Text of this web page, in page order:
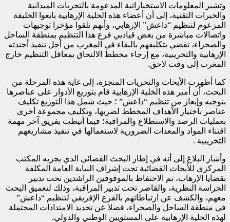
وتشير المعلومات الاستخباراتية المدعومة بالتحريات الميدانية
والخبرات التقنية، إلى أن أعضاء هذه الخلية الإرهابية بايعوا الخليفة
المزعوم لتنظيم “داعش” الإرهابي، وأنهم تلقوا مؤخرا توجيهات
واتصالات مباشرة من بعض قياديي فرع هذا التنظيم بمنطقة الساحل
والصحراء، تقضي بتكليفهم بالبقاء في المغرب من أجل تنفيذ أجندته
الإرهابية والتخريبية، مع إرجاء مخطط الالتحاق بمعاقل التنظيم خارج
المغرب إلى وقت لاحق.
كما أظهرت الأبحاث والتحريات المنجزة، إلى غاية هذه المرحلة من
البحث، أن أمير هذه الخلية الإرهابية قام بتوزيع الأدوار على عناصرها
بتوجيه وإيعاز من تنظيم “داعش” ؛ حيث شمل هذا التوزيع تكليف
عناصر باختيار الأهداف المخطط لضربها، وتكليف مجموعة أخرى
بعمليات الرصد والاستطلاع والمراقبة؛ فيما أنيطت بفريق آخر مهمة
اقتناء المواد والمعدات الضرورية لاستعمالها في تنفيذ مشاريعهم
التخريبية .
وأشار البلاغ إلى أنه في إطار البحث القضائي الذي يجريه المكتب
المركزي للأبحاث القضائية تحت إشراف النيابة العامة المكلفة
بقضايا الإرهاب، تم الاحتفاظ بالموقوفين الراشدين تحت تدبير
الحراسة النظرية، والقاصر تحت تدبير المراقبة، وذلك لتعميق البحث
معهم، والكشف عن ارتباطاتهم بالفرع الإفريقي لتنظيم “داعش”
في منطقة الساحل والصحراء، فضلا عن تحديد الامتدادات المحتملة
لهذه الخلية الإرهابية على المستويين الوطني والدولي.